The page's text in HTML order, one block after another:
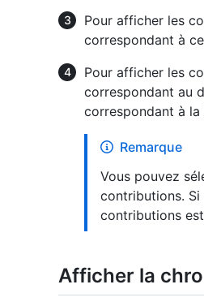
Pour afficher les
correspondant à
Pour afficher les
correspondant au
correspondant à
Remarque
Vous pouvez
contributions. Si
contributions
Afficher la